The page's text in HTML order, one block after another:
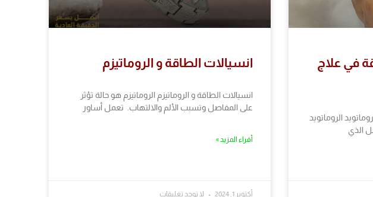
في علاج
الروماتويد
الذي
انسيالات الطاقة و الروماتيزم
انسيالات الطاقة و الروماتيزم الروماتيزم هو حالة تؤثر
على المفاصل وتسبب الألم والالتهاب. تعمل أساور
أقراء المزيد »
أكتوبر 1, 2024 لا توجد تعليقات